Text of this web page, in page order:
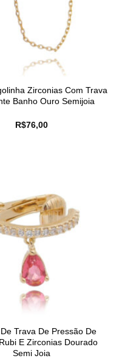
Zirconias Com Trava
Banho Ouro Semijoia
R$76,00
Trava De Pressão De
E Zirconias Dourado
Semi Joia